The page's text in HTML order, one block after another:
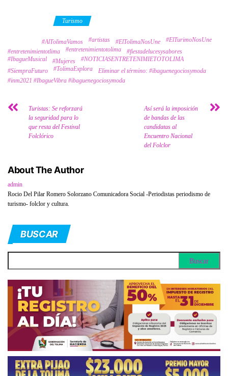
Turismo
#AlTolimaVamos #artistas #ElTolimaNosUne
#ElTurimoNosUne
#entretenimientotlima
#entretenimientotolima
#fiestadelucesysabores
#IbagueMusical
#Mujeres
#NOTICIASENTRETENIMIETOTOLIMA
#SiempraFuturo
#TolimaExplora
Eliminar el término: #ibaguenegociosymoda
#inm2021 #IbagueVibra #ibaguenegociosymoda
Turistas: Se reforzará
la seguridad para lo
que resta del Festival
Folclórico
Así será la imposición
de bandas de las
candidatas al
Encuentro Nacional
del Folclor
About The Author
admin
Rocio Del Pilar Romero Solorzano Comunicadora Social -Periodistas periodismo de
turismo- folclor y cultura.
BUSCAR